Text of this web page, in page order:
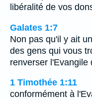
libéralité de vos
Galates 1:7
Non pas qu'il y ait
des gens qui vous
renverser l'Evangile
1 Timothée 1:11
conformément à